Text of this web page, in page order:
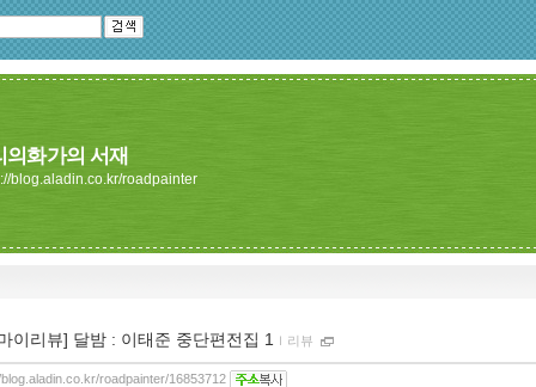
의화가의 서재
blog.aladin.co.kr/roadpainter
이리뷰] 달밤 : 이태준 중단편전집 1 ｌ 리뷰
roadpainter/16853712